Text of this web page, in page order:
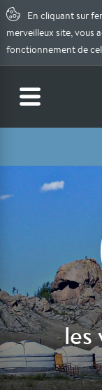
En cliquant sur
merveilleux site, vous
fonctionnement de
les